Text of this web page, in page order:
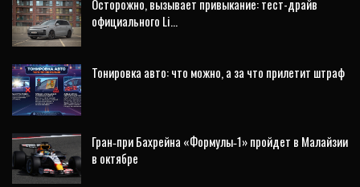
Осторожно, вызывает привыкание: тест-драйв
официального Li…
Тонировка авто: что можно, а за что прилетит штраф
Гран‑при Бахрейна «Формулы‑1» пройдет в Малайзии
в октябре